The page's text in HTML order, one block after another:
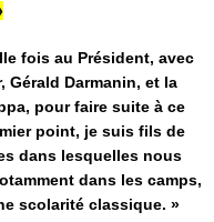
fois au Président, avec
Gérald Darmanin, et la
pour faire suite à ce
point, je suis fils de
dans lesquelles nous
dans les camps,
scolarité classique. »